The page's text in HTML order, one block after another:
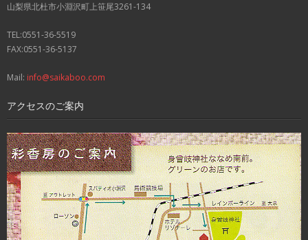
山梨県北杜市小淵沢町上笹尾3261-134
TEL:0551-36-5519
FAX:0551-36-5137
Mail: info@saikaboo.com
アクセスのご案内